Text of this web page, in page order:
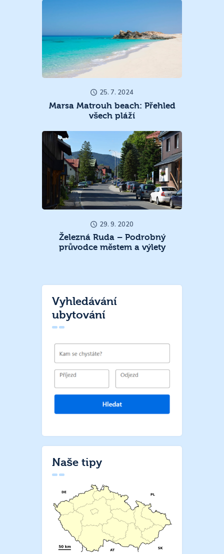
25. 7. 2024
Marsa Matrouh beach: Přehled
všech pláží
29. 9. 2020
Železná Ruda – Podrobný
průvodce městem a výlety
Vyhledávání
ubytování
Naše tipy